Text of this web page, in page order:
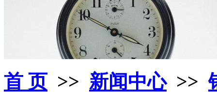
首 页>> 新闻中心>>